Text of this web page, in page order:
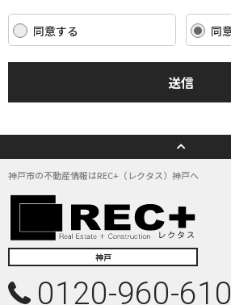
当社は、これらのお客さまの個人情報（以下「
す。）の適正な保護を重大な責務と認識し、こ
法令を遵守し、適切に取り扱います。また、適
す。
ます。また、取引先等に対しても適切にお客さ
(3) お客さま情報の収集に際しては、利用目的を
(4) お客さま情報の漏洩、紛失、改ざん等を防止
講じて適切な管理を行います。
(5) 保有するお客さま情報について、お客さま
除、利用停止の依頼を所定の窓口でお受けして
具体的には、以下の内容に従ってお客さま情報
同意する 同
送信
神戸市の不動産情報はREC+（レクタス）神戸へ
神戸
0120-960-610